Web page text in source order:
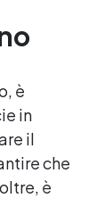
è
in
il
che
è